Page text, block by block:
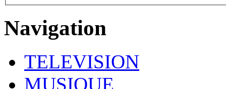
Navigation
TELEVISION
MUSIQUE